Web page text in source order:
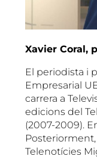
Xavier Coral,
El periodista i
Empresarial
carrera a
edicions del
(2007-2009).
Posteriorment,
Telenotícies